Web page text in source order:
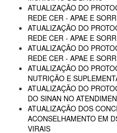
ATUALIZAÇÃO DO
REDE CER - APAE E
ATUALIZAÇÃO DO
REDE CER - APAE E
ATUALIZAÇÃO DO
REDE CER - APAE E
ATUALIZAÇÃO DO
NUTRIÇÃO E
ATUALIZAÇÃO DO
DO SINAN NO
ATUALIZAÇÃO DOS
ACONSELHAMENTO EM
VIRAIS